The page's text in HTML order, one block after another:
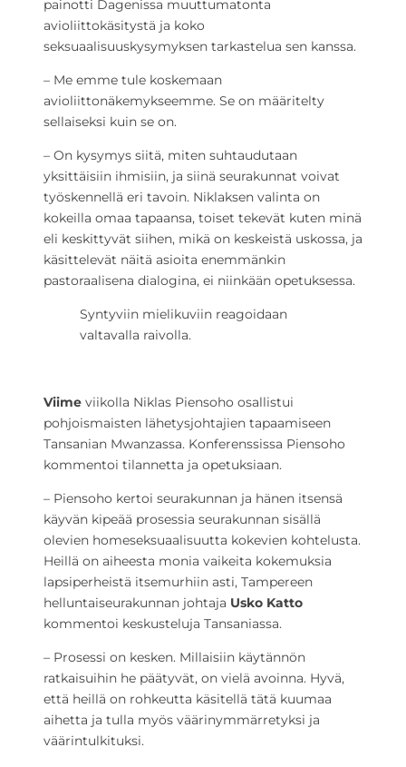
painotti Dagenissa muuttumatonta
avioliittokäsitystä ja koko
seksuaalisuuskysymyksen tarkastelua sen kanssa.
– Me emme tule koskemaan
avioliittonäkemykseemme. Se on määritelty
sellaiseksi kuin se on.
– On kysymys siitä, miten suhtaudutaan
yksittäisiin ihmisiin, ja siinä seurakunnat voivat
työskennellä eri tavoin. Niklaksen valinta on
kokeilla omaa tapaansa, toiset tekevät kuten minä
eli keskittyvät siihen, mikä on keskeistä uskossa, ja
käsittelevät näitä asioita enemmänkin
pastoraalisena dialogina, ei niinkään opetuksessa.
Syntyviin mielikuviin reagoidaan
valtavalla raivolla.
Viime viikolla Niklas Piensoho osallistui
pohjoismaisten lähetysjohtajien tapaamiseen
Tansanian Mwanzassa. Konferenssissa Piensoho
kommentoi tilannetta ja opetuksiaan.
– Piensoho kertoi seurakunnan ja hänen itsensä
käyvän kipeää prosessia seurakunnan sisällä
olevien homeseksuaalisuutta kokevien kohtelusta.
Heillä on aiheesta monia vaikeita kokemuksia
lapsiperheistä itsemurhiin asti, Tampereen
helluntaiseurakunnan johtaja Usko Katto
kommentoi keskusteluja Tansaniassa.
– Prosessi on kesken. Millaisiin käytännön
ratkaisuihin he päätyvät, on vielä avoinna. Hyvä,
että heillä on rohkeutta käsitellä tätä kuumaa
aihetta ja tulla myös väärinymmärretyksi ja
väärintulkituksi.